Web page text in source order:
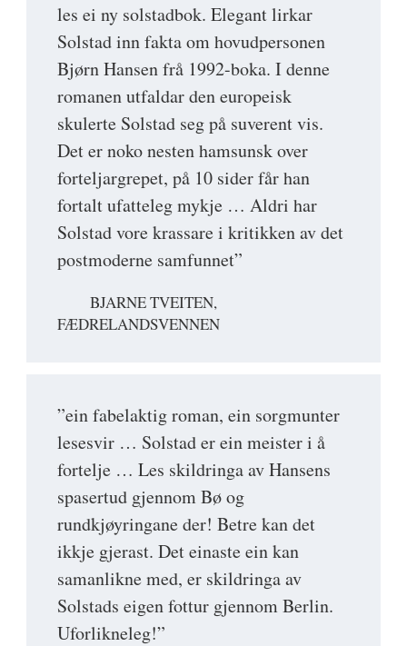
les ei ny solstadbok. Elegant lirkar
Solstad inn fakta om hovudpersonen
Bjørn Hansen frå 1992-boka. I denne
romanen utfaldar den europeisk
skulerte Solstad seg på suverent vis.
Det er noko nesten hamsunsk over
forteljargrepet, på 10 sider får han
fortalt ufatteleg mykje … Aldri har
Solstad vore krassare i kritikken av det
postmoderne samfunnet”
BJARNE TVEITEN,
FÆDRELANDSVENNEN
”ein fabelaktig roman, ein sorgmunter
lesesvir … Solstad er ein meister i å
fortelje … Les skildringa av Hansens
spasertud gjennom Bø og
rundkjøyringane der! Betre kan det
ikkje gjerast. Det einaste ein kan
samanlikne med, er skildringa av
Solstads eigen fottur gjennom Berlin.
Uforlikneleg!”